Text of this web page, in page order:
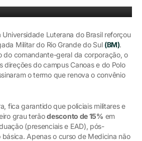
Luterana do Brasil reforçou
Militar do Rio Grande do Sul (BM).
do comandante-geral da corporação, o
direções do campus Canoas e do Polo
o termo que renova o convênio
fica garantido que policiais militares e
grau terãodesconto de 15% em
(presenciais e EAD), pós-
Apenas o curso de Medicina não